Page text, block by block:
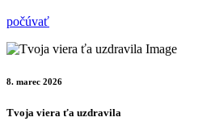
počúvať
8. marec 2026
Tvoja viera ťa uzdravila